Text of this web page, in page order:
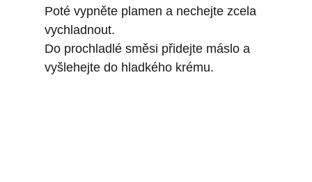
Poté vypněte plamen a nechejte zcela
vychladnout.
Do prochladlé směsi přidejte máslo a
vyšlehejte do hladkého krému.